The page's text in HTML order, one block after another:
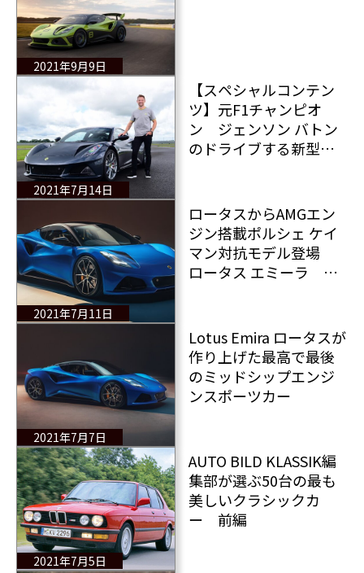
2021年9月9日
2021年7月14日
【スペシャルコンテン
ツ】元F1チャンピオ
ン ジェンソン バトン
のドライブする新型ロ
2021年7月11日
ロータスからAMGエン
ジン搭載ポルシェ ケイ
マン対抗モデル登場
ロータス エミーラ そ
2021年7月7日
Lotus Emira ロータスが
作り上げた最高で最後
のミッドシップエンジ
ンスポーツカー
2021年7月5日
AUTO BILD KLASSIK編
集部が選ぶ50台の最も
美しいクラシックカ
ー 前編